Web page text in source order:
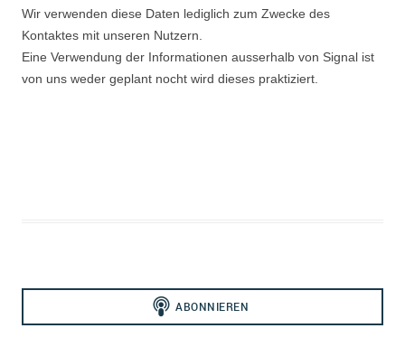
Wir verwenden diese Daten lediglich zum Zwecke des
Kontaktes mit unseren Nutzern.
Eine Verwendung der Informationen ausserhalb von Signal ist
von uns weder geplant nocht wird dieses praktiziert.